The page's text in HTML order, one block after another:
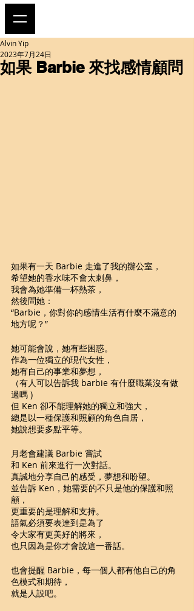
如果 Barbie 來找感情顧問
Alvin Yip
2023年7月24日
如果有一天 Barbie 走進了我的辦公室，
希望她的香水味不會太刺鼻，
我會為她準備一杯熱茶，
然後問她：
“Barbie，你對你的感情生活有什麼不滿意的
地方呢？”
她可能會說，她有些困惑。
作為一位獨立的現代女性，
她有自己的事業和夢想，
（有人可以告訴我 barbie 有什麼職業沒有做
過嗎 )
但 Ken 卻不能理解她的獨立和強大，
總是以一種保護和照顧的角色自居，
她說想要多點平等。
月老會建議 Barbie 嘗試
和 Ken 前來進行一次對話。
真誠地分享自己的感受，夢想和盼望。
並告訴 Ken，她需要的不只是他的保護和照
顧，
更重要的是理解和支持。
語氣必須要表達到是為了
令大家有更美好的將來，
也只因為是你才會說這一番話。
也會提醒 Barbie，每一個人都有他自己的角
色模式和期待，
就是人設吧。